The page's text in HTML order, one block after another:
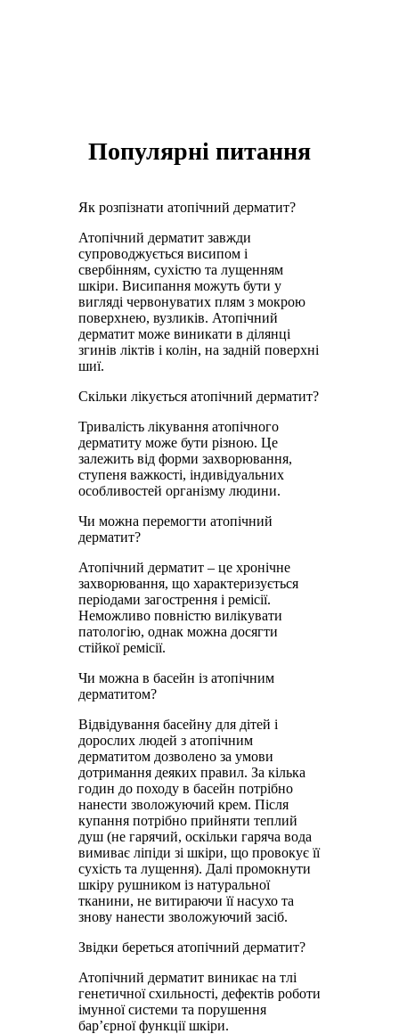
Популярні питання
Як розпізнати атопічний дерматит?
Атопічний дерматит завжди
супроводжується висипом і
свербінням, сухістю та лущенням
шкіри. Висипання можуть бути у
вигляді червонуватих плям з мокрою
поверхнею, вузликів. Атопічний
дерматит може виникати в ділянці
згинів ліктів і колін, на задній поверхні
шиї.
Скільки лікується атопічний дерматит?
Тривалість лікування атопічного
дерматиту може бути різною. Це
залежить від форми захворювання,
ступеня важкості, індивідуальних
особливостей організму людини.
Чи можна перемогти атопічний
дерматит?
Атопічний дерматит – це хронічне
захворювання, що характеризується
періодами загострення і ремісії.
Неможливо повністю вилікувати
патологію, однак можна досягти
стійкої ремісії.
Чи можна в басейн із атопічним
дерматитом?
Відвідування басейну для дітей і
дорослих людей з атопічним
дерматитом дозволено за умови
дотримання деяких правил. За кілька
годин до походу в басейн потрібно
нанести зволожуючий крем. Після
купання потрібно прийняти теплий
душ (не гарячий, оскільки гаряча вода
вимиває ліпіди зі шкіри, що провокує її
сухість та лущення). Далі промокнути
шкіру рушником із натуральної
тканини, не витираючи її насухо та
знову нанести зволожуючий засіб.
Звідки береться атопічний дерматит?
Атопічний дерматит виникає на тлі
генетичної схильності, дефектів роботи
імунної системи та порушення
бар’єрної функції шкіри.